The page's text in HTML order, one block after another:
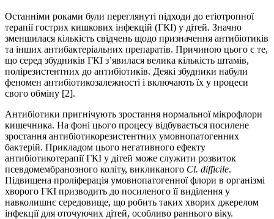
Останніми роками були переглянуті підходи до етіотропної
терапії гострих кишкових інфекцій (ГКІ) у дітей. Значно
зменшилася кількість свідчень щодо призначення антибіотиків
та інших антибактеріальних препаратів. Причиною цього є те,
що серед збудників ГКІ з’явилася велика кількість штамів,
полірезистентних до антибіотиків. Деякі збудники набули
феномен антибіотикозалежності і включають їх у процеси
свого обміну [2].
Антибіотики пригнічують зростання нормальної мікрофлори
кишечника. На фоні цього процесу відбувається посилене
зростання антибіотикорезистентних умовнопатогенних
бактерій. Прикладом цього негативного ефекту
антибіотикотерапії ГКІ у дітей може служити розвиток
псевдомембранозного коліту, викликаного Cl. difficile.
Підвищена проліферація умовнопатогенної флори в організмі
хворого ГКІ призводить до посиленого її виділення у
навколишнє середовище, що робить таких хворих джерелом
інфекції для оточуючих дітей, особливо раннього віку.